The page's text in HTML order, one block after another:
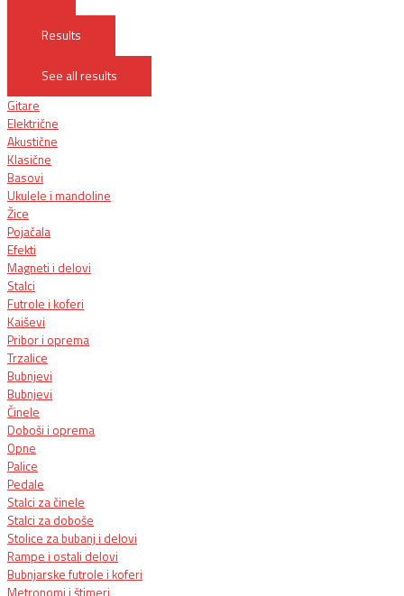
Results
See all results
Gitare
Električne
Akustične
Klasične
Basovi
Ukulele i mandoline
Žice
Pojačala
Efekti
Magneti i delovi
Stalci
Futrole i koferi
Kaiševi
Pribor i oprema
Trzalice
Bubnjevi
Bubnjevi
Činele
Doboši i oprema
Opne
Palice
Pedale
Stalci za činele
Stalci za doboše
Stolice za bubanj i delovi
Rampe i ostali delovi
Bubnjarske futrole i koferi